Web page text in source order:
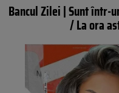
Bancul Zilei | Sunt într-
/ La ora